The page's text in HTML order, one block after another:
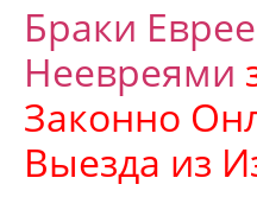
Браки
Неевреями
Законно
Выезда из